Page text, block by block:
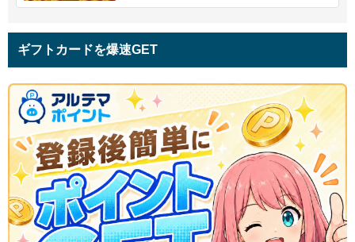
ギフトカードを爆速GET